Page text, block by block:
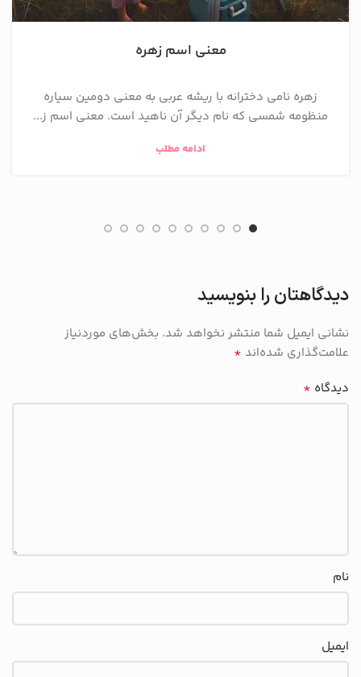
معنی اسم زهره
زهره نامی دخترانه با ریشه عربی به معنی دومین سیاره
منظومه شمسی که نام دیگر آن ناهید است. معنی اسم ز...
ادامه مطلب
دیدگاهتان را بنویسید
نشانی ایمیل شما منتشر نخواهد شد. بخش‌های موردنیاز
علامت‌گذاری شده‌اند *
دیدگاه *
نام
ایمیل